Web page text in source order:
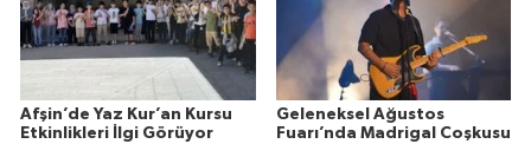
Afşin’de Yaz Kur’an Kursu
Etkinlikleri İlgi Görüyor
Geleneksel Ağustos
Fuarı’nda Madrigal Coşkusu